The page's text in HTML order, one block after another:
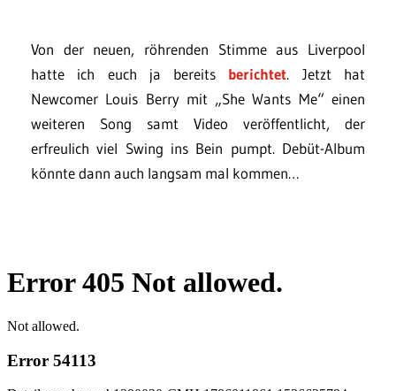
Von der neuen, röhrenden Stimme aus Liverpool
hatte ich euch ja bereits berichtet. Jetzt hat
Newcomer Louis Berry mit „She Wants Me“ einen
weiteren Song samt Video veröffentlicht, der
erfreulich viel Swing ins Bein pumpt. Debüt-Album
könnte dann auch langsam mal kommen…